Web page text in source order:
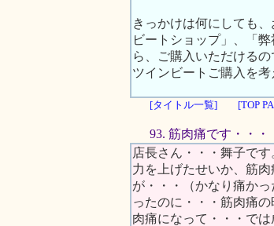
きっかけは何にしても
ビートショップ」、「
ら、ご購入いただけるの
ツインビートご購入を
[タイトル一覧] [TOP
93. 筋肉痛です・・・
店長さん・・・舞子で
力を上げたせいか、筋
が・・・（かなり痛か
ったのに・・・筋肉痛
肉痛になって・・・で